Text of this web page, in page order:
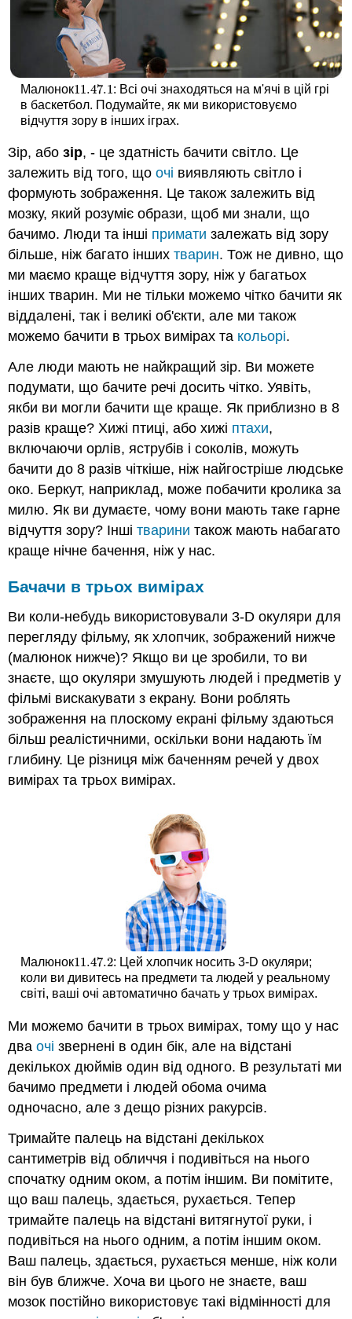
Малюнок11.47.1
11.47.1: Всі очі знаходяться на м'ячі в цій грі
в баскетбол. Подумайте, як ми використовуємо
відчуття зору в інших іграх.
Зір, абозір, - це здатність бачити світло. Це
залежить від того, щоочі виявляють світло і
формують зображення. Це також залежить від
мозку, який розуміє образи, щоб ми знали, що
бачимо. Люди та інші примати залежать від зору
більше, ніж багато іншихтварин. Тож не дивно, що
ми маємо краще відчуття зору, ніж у багатьох
інших тварин. Ми не тільки можемо чітко бачити як
віддалені, так і великі об'єкти, але ми також
можемо бачити в трьох вимірах та кольорі.
Але люди мають не найкращий зір. Ви можете
подумати, що бачите речі досить чітко. Уявіть,
якби ви могли бачити ще краще. Як приблизно в 8
разів краще? Хижі птиці, або хижі птахи,
включаючи орлів, яструбів і соколів, можуть
бачити до 8 разів чіткіше, ніж найгостріше людське
око. Беркут, наприклад, може побачити кролика за
милю. Як ви думаєте, чому вони мають таке гарне
відчуття зору? Іншітварини також мають набагато
краще нічне бачення, ніж у нас.
Бачачи в трьох вимірах
Ви коли-небудь використовували 3-D окуляри для
перегляду фільму, як хлопчик, зображений нижче
(малюнок нижче)? Якщо ви це зробили, то ви
знаєте, що окуляри змушують людей і предметів у
фільмі вискакувати з екрану. Вони роблять
зображення на плоскому екрані фільму здаються
більш реалістичними, оскільки вони надають їм
глибину. Це різниця між баченням речей у двох
вимірах та трьох вимірах.
Малюнок11.47.2
11.47.2: Цей хлопчик носить 3-D окуляри;
коли ви дивитесь на предмети та людей у реальному
світі, ваші очі автоматично бачать у трьох вимірах.
Ми можемо бачити в трьох вимірах, тому що у нас
дваочі звернені в один бік, але на відстані
декількох дюймів один від одного. В результаті ми
бачимо предмети і людей обома очима
одночасно, але з дещо різних ракурсів.
Тримайте палець на відстані декількох
сантиметрів від обличчя і подивіться на нього
спочатку одним оком, а потім іншим. Ви помітите,
що ваш палець, здається, рухається. Тепер
тримайте палець на відстані витягнутої руки, і
подивіться на нього одним, а потім іншим оком.
Ваш палець, здається, рухається менше, ніж коли
він був ближче. Хоча ви цього не знаєте, ваш
мозок постійно використовує такі відмінності для